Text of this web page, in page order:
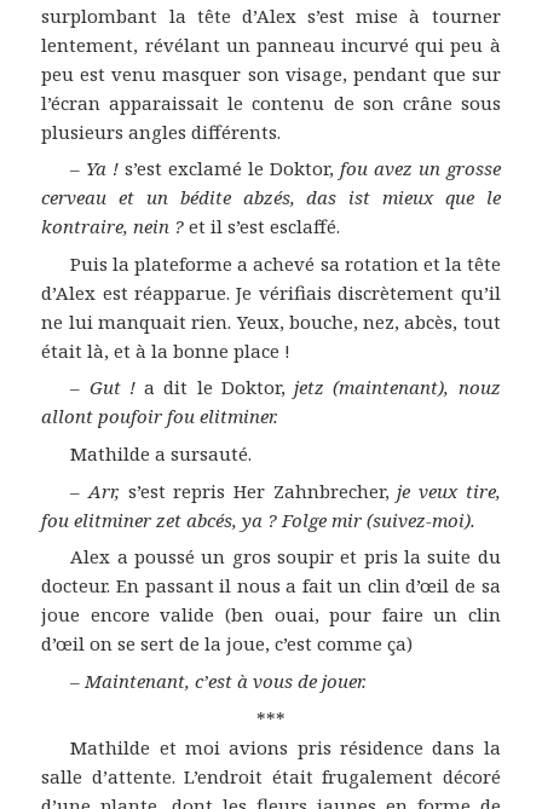
surplombant la tête d’Alex s’est mise à tourner
lentement, révélant un panneau incurvé qui peu à
peu est venu masquer son visage, pendant que sur
l’écran apparaissait le contenu de son crâne sous
plusieurs angles différents.
– Ya ! s’est exclamé le Doktor, fou avez un grosse
cerveau et un bédite abzés, das ist mieux que le
kontraire, nein ? et il s’est esclaffé.
Puis la plateforme a achevé sa rotation et la tête
d’Alex est réapparue. Je vérifiais discrètement qu’il
ne lui manquait rien. Yeux, bouche, nez, abcès, tout
était là, et à la bonne place !
– Gut !a dit le Doktor, jetz (maintenant), nouz
allont poufoir fou elitminer.
Mathilde a sursauté.
–Arr, s’est repris Her Zahnbrecher, je veux tire,
fou elitminer zet abcés, ya ? Folge mir (suivez-moi).
Alex a poussé un gros soupir et pris la suite du
docteur. En passant il nous a fait un clin d’œil de sa
joue encore valide (ben ouai, pour faire un clin
d’œil on se sert de la joue, c’est comme ça)
–Maintenant, c’est à vous de jouer.
***
Mathilde et moi avions pris résidence dans la
salle d’attente. L’endroit était frugalement décoré